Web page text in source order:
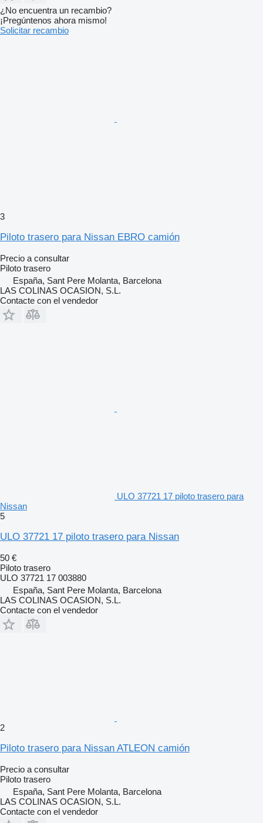
¿No encuentra un recambio?
¡Pregúntenos ahora mismo!
Solicitar recambio
3
Piloto trasero para Nissan EBRO camión
Precio a consultar
Piloto trasero
España, Sant Pere Molanta, Barcelona
LAS COLINAS OCASION, S.L.
Contacte con el vendedor
ULO 37721 17 piloto trasero para
Nissan
5
ULO 37721 17 piloto trasero para Nissan
50 €
Piloto trasero
ULO 37721 17 003880
España, Sant Pere Molanta, Barcelona
LAS COLINAS OCASION, S.L.
Contacte con el vendedor
2
Piloto trasero para Nissan ATLEON camión
Precio a consultar
Piloto trasero
España, Sant Pere Molanta, Barcelona
LAS COLINAS OCASION, S.L.
Contacte con el vendedor